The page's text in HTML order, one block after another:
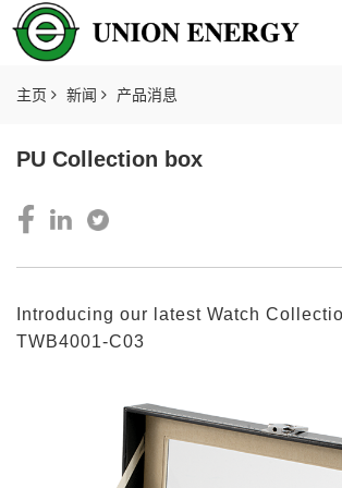
主页 新闻 产品消息
PU Collection box
Introducing our latest Watch
TWB4001-C03